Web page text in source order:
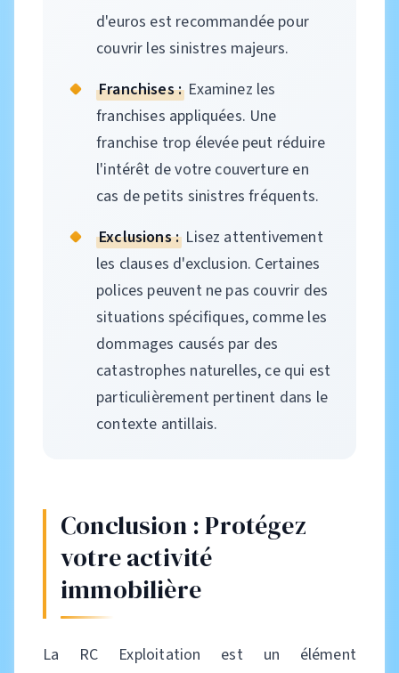
d'euros est recommandée pour
couvrir les sinistres majeurs.
Franchises : Examinez les
franchises appliquées. Une
franchise trop élevée peut réduire
l'intérêt de votre couverture en
cas de petits sinistres fréquents.
Exclusions : Lisez attentivement
les clauses d'exclusion. Certaines
polices peuvent ne pas couvrir des
situations spécifiques, comme les
dommages causés par des
catastrophes naturelles, ce qui est
particulièrement pertinent dans le
contexte antillais.
Conclusion : Protégez
votre activité
immobilière
La RC Exploitation est un élément